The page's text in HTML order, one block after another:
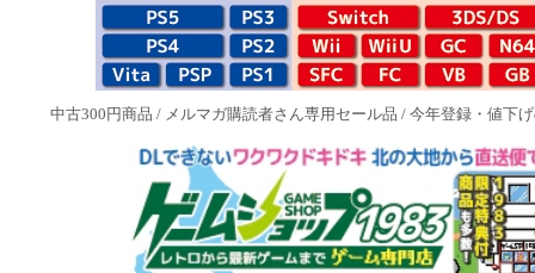
中古300円商品 / メルマガ購読者さん専用セール品 / 今年登録・値下